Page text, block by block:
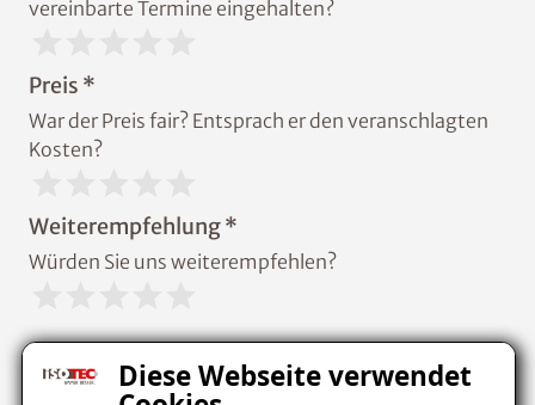
Diese Webseite verwendet
vereinbarte Termine eingehalten?
Preis *
War der Preis fair? Entsprach er den veranschlagten
Kosten?
Weiterempfehlung *
Würden Sie uns weiterempfehlen?
In welchem Bereich haben wir Sie
beraten? *